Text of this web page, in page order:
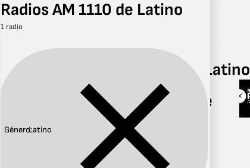
AM 1110
Radios AM 1110 de Latino
Radios AM 1110 de
Latino
Radios AM 1110 de Latino
1 radio
Género:Latino